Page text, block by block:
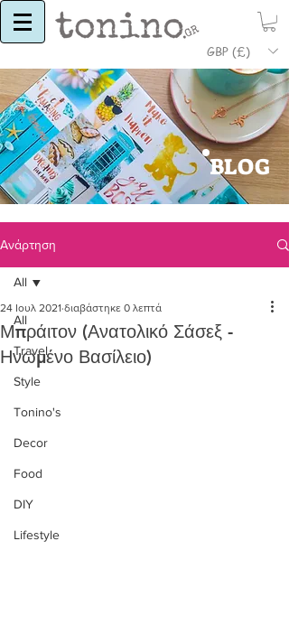
GBP (£)
BLOG
Ανάρτηση
All
Travel
Style
Tonino's
Decor
Food
DIY
Lifestyle
All
Μπράιτον (Ανατολικό Σάσεξ -
Ηνωμένο Βασίλειο)
24 Ιουλ 2021 διαβάστηκε 0 λεπτά